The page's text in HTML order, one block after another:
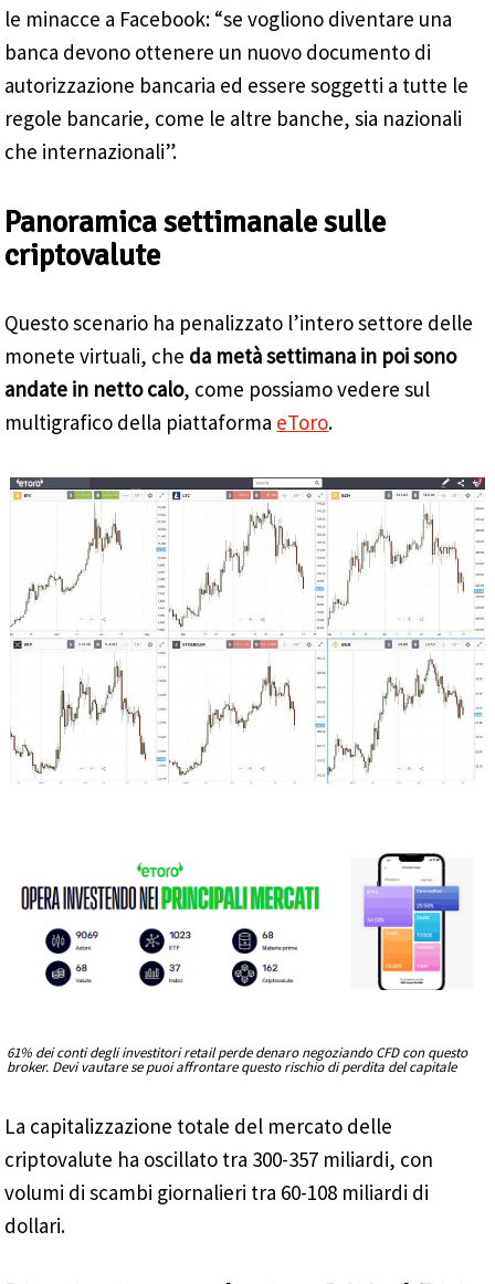
le minacce a Facebook: “se vogliono diventare una
banca devono ottenere un nuovo documento di
autorizzazione bancaria ed essere soggetti a tutte le
regole bancarie, come le altre banche, sia nazionali
che internazionali”.
Panoramica settimanale sulle
criptovalute
Questo scenario ha penalizzato l’intero settore delle
monete virtuali, che da metà settimana in poi sono
andate in netto calo, come possiamo vedere sul
multigrafico della piattaforma eToro.
61% dei conti degli investitori retail perde denaro negoziando CFD con questo
broker. Devi vautare se puoi affrontare questo rischio di perdita del capitale
La capitalizzazione totale del mercato delle
criptovalute ha oscillato tra 300-357 miliardi, con
volumi di scambi giornalieri tra 60-108 miliardi di
dollari.